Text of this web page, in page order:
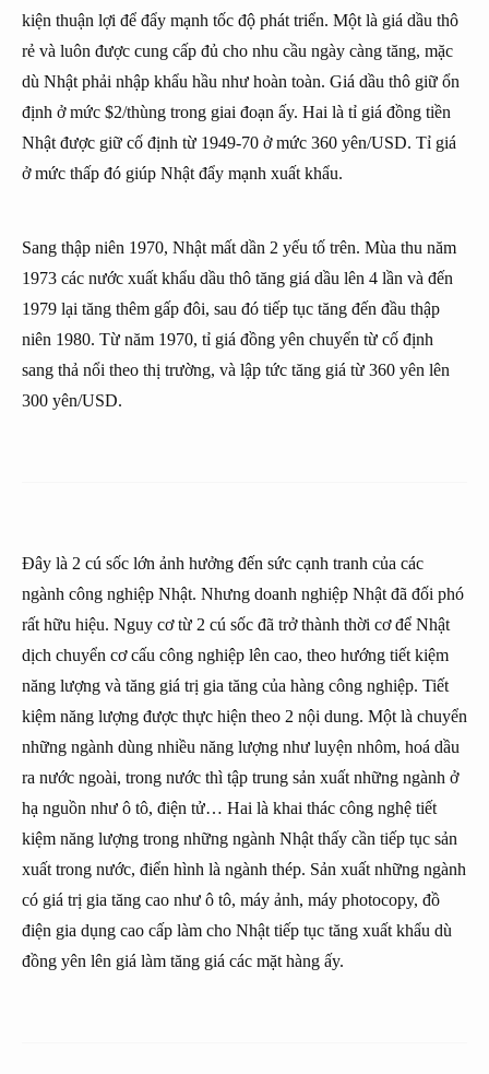
kiện thuận lợi để đẩy mạnh tốc độ phát triển. Một là giá dầu thô
rẻ và luôn được cung cấp đủ cho nhu cầu ngày càng tăng, mặc
dù Nhật phải nhập khẩu hầu như hoàn toàn. Giá dầu thô giữ ổn
định ở mức $2/thùng trong giai đoạn ấy. Hai là tỉ giá đồng tiền
Nhật được giữ cố định từ 1949-70 ở mức 360 yên/USD. Tỉ giá
ở mức thấp đó giúp Nhật đẩy mạnh xuất khẩu.
Sang thập niên 1970, Nhật mất dần 2 yếu tố trên. Mùa thu năm
1973 các nước xuất khẩu dầu thô tăng giá dầu lên 4 lần và đến
1979 lại tăng thêm gấp đôi, sau đó tiếp tục tăng đến đầu thập
niên 1980. Từ năm 1970, tỉ giá đồng yên chuyển từ cố định
sang thả nổi theo thị trường, và lập tức tăng giá từ 360 yên lên
300 yên/USD.
Đây là 2 cú sốc lớn ảnh hưởng đến sức cạnh tranh của các
ngành công nghiệp Nhật. Nhưng doanh nghiệp Nhật đã đối phó
rất hữu hiệu. Nguy cơ từ 2 cú sốc đã trở thành thời cơ để Nhật
dịch chuyển cơ cấu công nghiệp lên cao, theo hướng tiết kiệm
năng lượng và tăng giá trị gia tăng của hàng công nghiệp. Tiết
kiệm năng lượng được thực hiện theo 2 nội dung. Một là chuyển
những ngành dùng nhiều năng lượng như luyện nhôm, hoá dầu
ra nước ngoài, trong nước thì tập trung sản xuất những ngành ở
hạ nguồn như ô tô, điện tử… Hai là khai thác công nghệ tiết
kiệm năng lượng trong những ngành Nhật thấy cần tiếp tục sản
xuất trong nước, điển hình là ngành thép. Sản xuất những ngành
có giá trị gia tăng cao như ô tô, máy ảnh, máy photocopy, đồ
điện gia dụng cao cấp làm cho Nhật tiếp tục tăng xuất khẩu dù
đồng yên lên giá làm tăng giá các mặt hàng ấy.